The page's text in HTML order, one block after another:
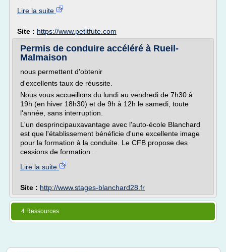
Lire la suite
Site : https://www.petitfute.com
Permis de conduire accéléré à Rueil-
Malmaison
nous permettent d'obtenir
d'excellents taux de réussite.
Nous vous accueillons du lundi au vendredi de 7h30 à
19h (en hiver 18h30) et de 9h à 12h le samedi, toute
l'année, sans interruption.
L'un desprincipauxavantage avec l'auto-école Blanchard
est que l'établissement bénéficie d'une excellente image
pour la formation à la conduite. Le CFB propose des
cessions de formation...
Lire la suite
Site : http://www.stages-blanchard28.fr
4 Ressources